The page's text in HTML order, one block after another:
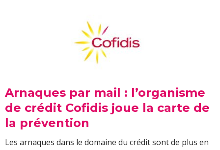
Arnaques par mail : l’organisme
de crédit Cofidis joue la carte de
la prévention
Les arnaques dans le domaine du crédit sont de plus en